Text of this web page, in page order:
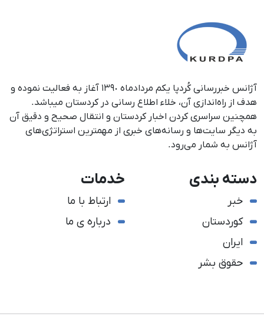
آژانس خبررسانی کُردپا یکم مردادماه ١٣٩٠ آغاز به فعالیت نموده و
هدف از راه‌اندازی آن، خلاء اطلاع رسانی در کردستان می‎باشد.
همچنین سراسری کردن اخبار کردستان و انتقال صحیح و دقیق آن
به دیگر سایت‌ها و رسانه‌های خبری از مهمترین استراتژی‌های
آژانس به شمار می‌رود.
دسته بندی
خبر
کوردستان
ایران
حقوق بشر
خدمات
ارتباط با ما
درباره ی ما